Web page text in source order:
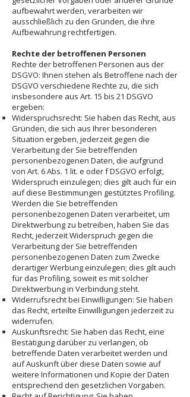
aufbewahrt werden, verarbeiten wir
ausschließlich zu den Gründen, die ihre
Aufbewahrung rechtfertigen.
Rechte der betroffenen Personen
Rechte der betroffenen Personen aus der
DSGVO: Ihnen stehen als Betroffene nach der
DSGVO verschiedene Rechte zu, die sich
insbesondere aus Art. 15 bis 21 DSGVO
ergeben:
Widerspruchsrecht: Sie haben das Recht, aus
Gründen, die sich aus Ihrer besonderen
Situation ergeben, jederzeit gegen die
Verarbeitung der Sie betreffenden
personenbezogenen Daten, die aufgrund
von Art. 6 Abs. 1 lit. e oder f DSGVO erfolgt,
Widerspruch einzulegen; dies gilt auch für ein
auf diese Bestimmungen gestütztes Profiling.
Werden die Sie betreffenden
personenbezogenen Daten verarbeitet, um
Direktwerbung zu betreiben, haben Sie das
Recht, jederzeit Widerspruch gegen die
Verarbeitung der Sie betreffenden
personenbezogenen Daten zum Zwecke
derartiger Werbung einzulegen; dies gilt auch
für das Profiling, soweit es mit solcher
Direktwerbung in Verbindung steht.
Widerrufsrecht bei Einwilligungen: Sie haben
das Recht, erteilte Einwilligungen jederzeit zu
widerrufen.
Auskunftsrecht: Sie haben das Recht, eine
Bestätigung darüber zu verlangen, ob
betreffende Daten verarbeitet werden und
auf Auskunft über diese Daten sowie auf
weitere Informationen und Kopie der Daten
entsprechend den gesetzlichen Vorgaben.